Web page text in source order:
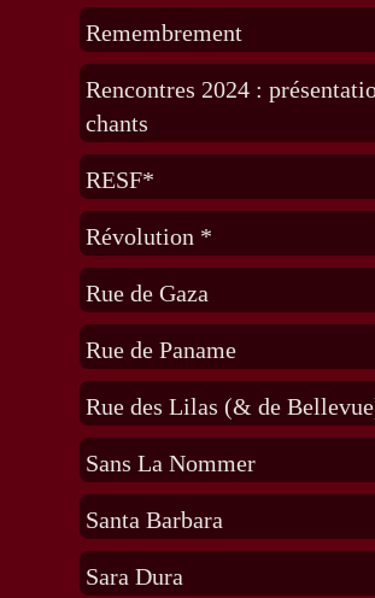
Remembrement
Rencontres 2024 :
chants
RESF*
Révolution *
Rue de Gaza
Rue de Paname
Rue des Lilas (& de
Sans La Nommer
Santa Barbara
Sara Dura